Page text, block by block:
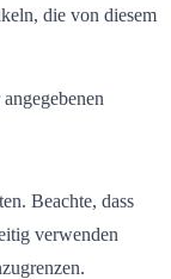
die von diesem
Beachte, dass
verwenden